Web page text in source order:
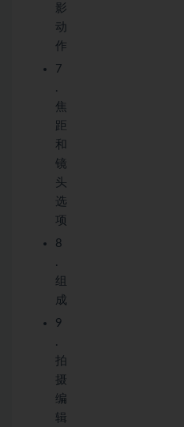
影
动
作
7
.
焦
距
和
镜
头
选
项
8
.
组
成
9
.
拍
摄
编
辑